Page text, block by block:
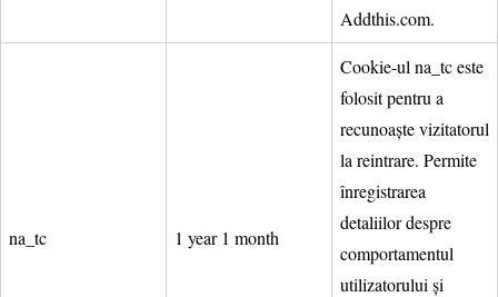
Addthis.com.
na_tc 1 year 1 month
Cookie-ul na_tc este
folosit pentru a
recunoaște vizitatorul
la reintrare. Permite
înregistrarea
detaliilor despre
comportamentul
utilizatorului și